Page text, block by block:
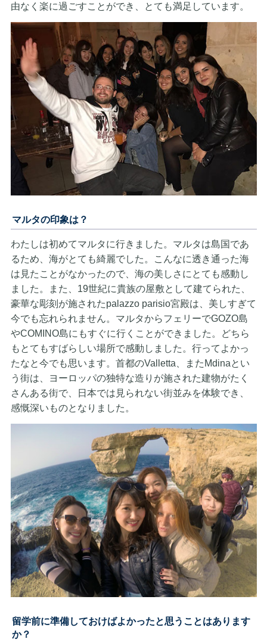
由なく楽に過ごすことができ、とても満足しています。
マルタの印象は？
わたしは初めてマルタに行きました。マルタは島国であ
るため、海がとても綺麗でした。こんなに透き通った海
は見たことがなかったので、海の美しさにとても感動し
ました。また、19世紀に貴族の屋敷として建てられた、
豪華な彫刻が施されたpalazzo parisio宮殿は、美しすぎて
今でも忘れられません。マルタからフェリーでGOZO島
やCOMINO島にもすぐに行くことができました。どちら
もとてもすばらしい場所で感動しました。行ってよかっ
たなと今でも思います。首都のValletta、またMdinaとい
う街は、ヨーロッパの独特な造りが施された建物がたく
さんある街で、日本では見られない街並みを体験でき、
感慨深いものとなりました。
留学前に準備しておけばよかったと思うことはあります
か？